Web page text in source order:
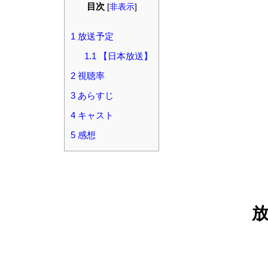
目次 [非表示]
1 放送予定
1.1 【日本放送】
2 視聴率
3 あらすじ
4 キャスト
5 感想